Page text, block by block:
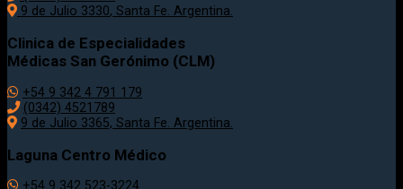
9 de Julio 3330, Santa Fe. Argentina.
Clinica de Especialidades
Médicas San Gerónimo (CLM)
+54 9 342 4 791 179
(0342) 4521789
9 de Julio 3365, Santa Fe. Argentina.
Laguna Centro Médico